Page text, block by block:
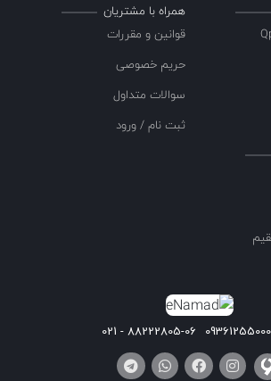
همراه با مشتریان
قوانین و مقررات
حریم خصوصی
سوالات متداول
ثبت نام / ورود
09361255000
88222805-06 - 021